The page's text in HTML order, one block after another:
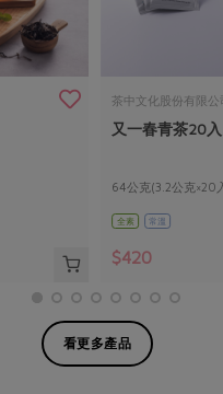
茶中文化股份有限公
又一春青茶20入
64公克(3.2公克×20
全素 常溫
$420
看更多產品